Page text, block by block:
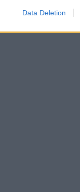
Data Deletion